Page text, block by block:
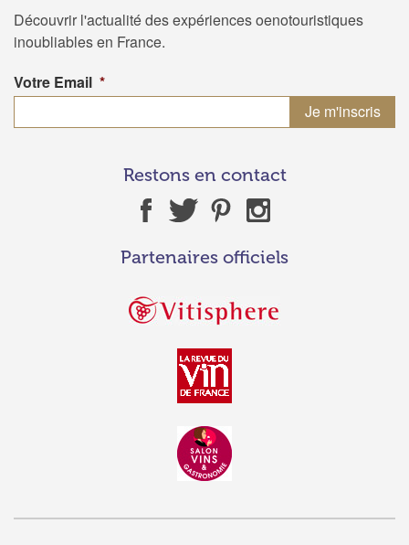
Découvrir l'actualité des expériences oenotouristiques
inoubliables en France.
Votre Email *
Restons en contact
Partenaires officiels